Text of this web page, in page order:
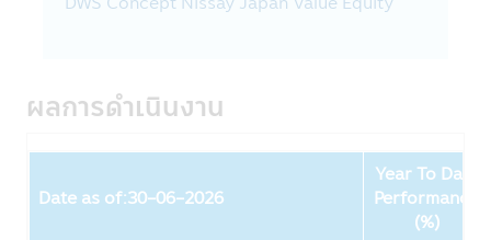
งานและการเชื่อมต่อของผลิตภัณฑ์ บริการ และ
ที่อาจเกิดขึ้นรวมถึงการละเมิดอื่นๆ ต่อนโยบาย
บริษัทฯ อาจจะเปิดเผยข้องมูลส่วนตัวของท่าน
กับบริษัทอื่นๆ ที่ให้บริการแก่บริษัทฯ:
ผลการดำเนินงาน
Date as of:30-06-2026
Year To Date
Performance
(%)